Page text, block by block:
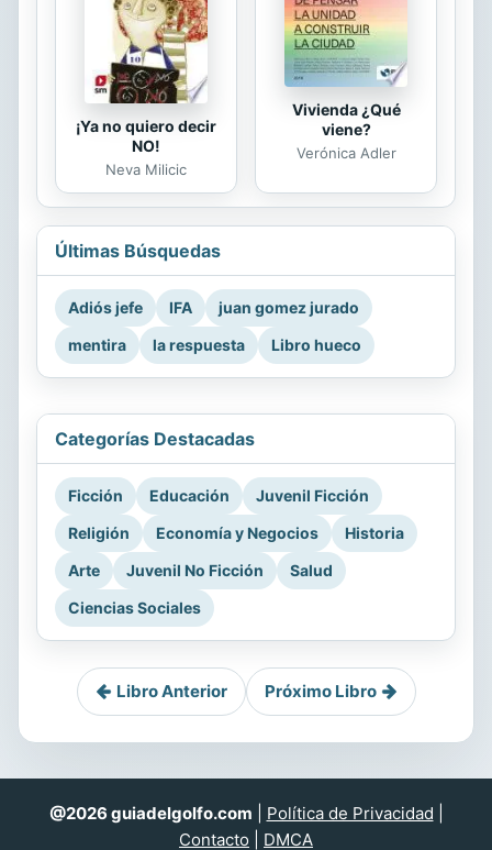
¡Ya no quiero decir
NO!
Neva Milicic
Vivienda ¿Qué
viene?
Verónica Adler
Últimas Búsquedas
Adiós jefe IFA
juan gomez jurado
mentira
la respuesta Libro hueco
Categorías Destacadas
Ficción Educación
Juvenil Ficción
Religión
Economía y Negocios
Historia
Arte
Juvenil No Ficción
Salud
Ciencias Sociales
Libro Anterior Próximo Libro
@2026 guiadelgolfo.com Política de Privacidad
Contacto
DMCA